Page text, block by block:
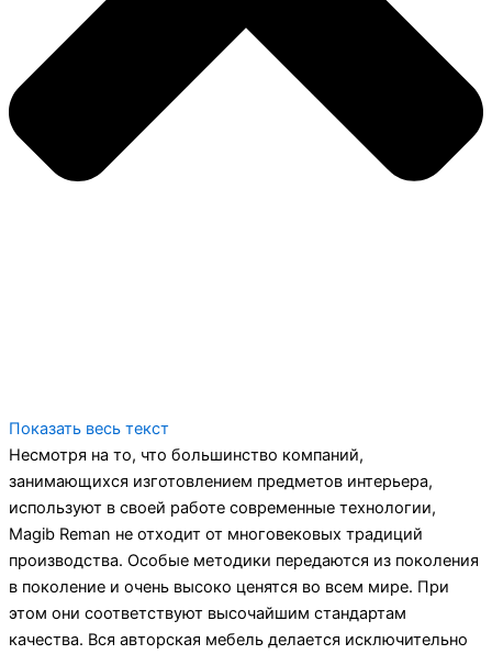
Показать весь текст
Несмотря на то, что большинство компаний,
занимающихся изготовлением предметов интерьера,
используют в своей работе современные технологии,
Magib Reman не отходит от многовековых традиций
производства. Особые методики передаются из поколения
в поколение и очень высоко ценятся во всем мире. При
этом они соответствуют высочайшим стандартам
качества. Вся авторская мебель делается исключительно